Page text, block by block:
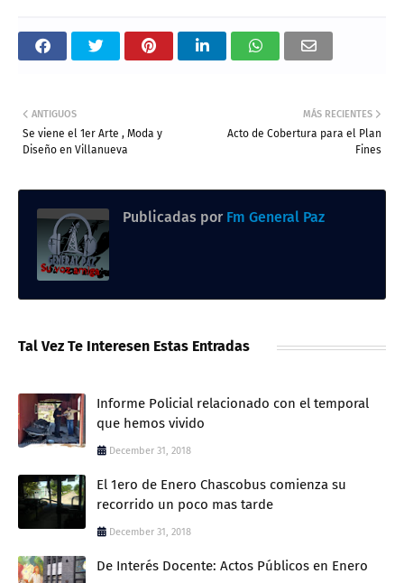
MÁS RECIENTES
Acto de Cobertura para el Plan
Fines
ANTIGUOS
Se viene el 1er Arte , Moda y
Diseño en Villanueva
Publicadas por Fm General Paz
Tal Vez Te Interesen Estas Entradas
Informe Policial relacionado con el temporal
que hemos vivido
December 31, 2018
El 1ero de Enero Chascobus comienza su
recorrido un poco mas tarde
December 31, 2018
De Interés Docente: Actos Públicos en Enero